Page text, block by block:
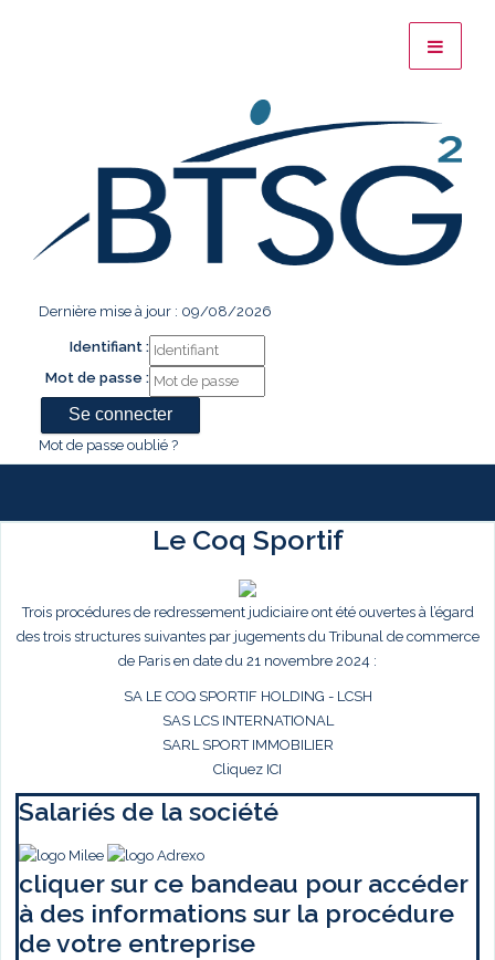
Dernière mise à jour : 09/08/2026
Identifiant :
Mot de passe :
Mot de passe oublié ?
Le Coq Sportif
Trois procédures de redressement judiciaire ont été ouvertes à l’égard
des trois structures suivantes par jugements du Tribunal de commerce
de Paris en date du 21 novembre 2024 :
SA LE COQ SPORTIF HOLDING - LCSH
SAS LCS INTERNATIONAL
SARL SPORT IMMOBILIER
Cliquez ICI
Salariés de la société
cliquer sur ce bandeau pour accéder
à des informations sur la procédure
de votre entreprise